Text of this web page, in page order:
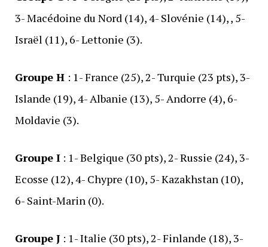
3- Macédoine du Nord (14), 4- Slovénie (14), , 5-
Israël (11), 6- Lettonie (3).
Groupe H : 1- France (25), 2- Turquie (23 pts), 3-
Islande (19), 4- Albanie (13), 5- Andorre (4), 6-
Moldavie (3).
Groupe I: 1- Belgique (30 pts), 2- Russie (24), 3-
Ecosse (12), 4- Chypre (10), 5- Kazakhstan (10),
6- Saint-Marin (0).
Groupe J: 1- Italie (30 pts), 2- Finlande (18), 3-